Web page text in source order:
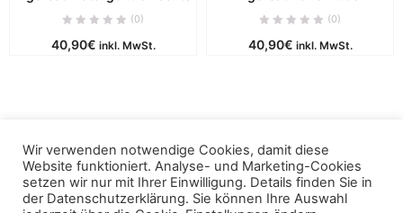
(0)
40,90€ inkl. MwSt.
(0)
40,90€ inkl. MwSt.
Copyright © 2019 - puca. All Rights Reserved. Powered by
ThemBay
Wir verwenden notwendige Cookies, damit diese
Website funktioniert. Analyse- und Marketing-Cookies
setzen wir nur mit Ihrer Einwilligung. Details finden Sie in
der Datenschutzerklärung. Sie können Ihre Auswahl